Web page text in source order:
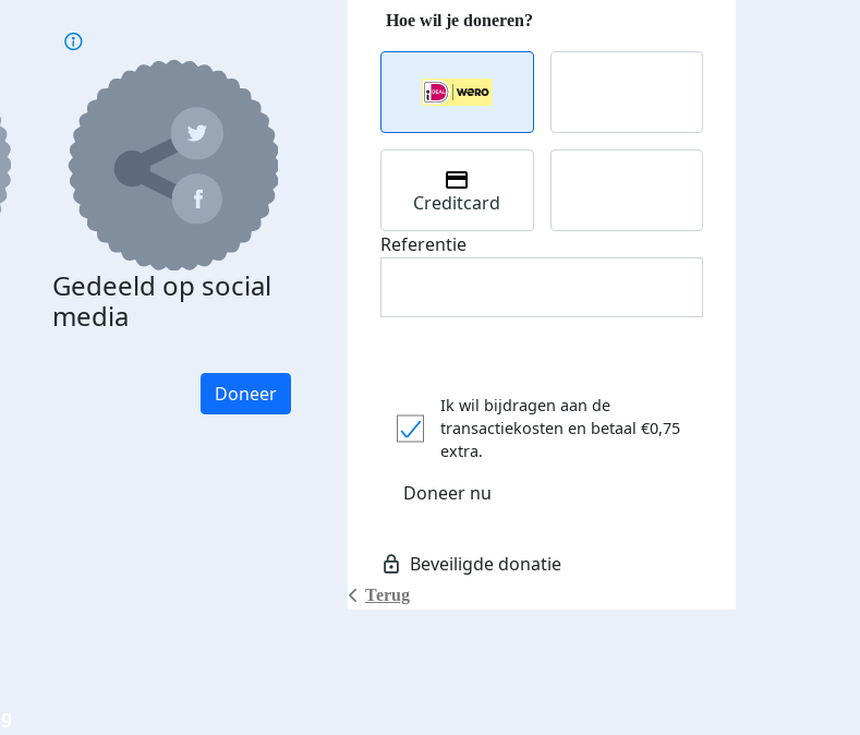
Gedeeld op social
media
Doneer
Terug
Creditcard
Referentie
Ik wil bijdragen aan de
transactiekosten en betaal €0,75
extra.
Doneer nu